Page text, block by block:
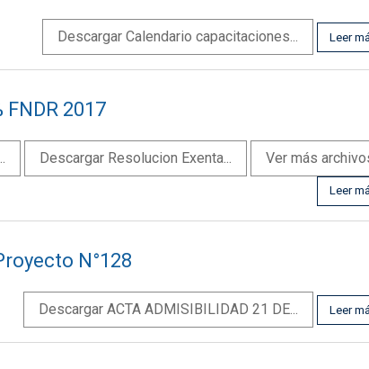
Descargar Calendario capacitaciones... Leer
FNDR 2017
Descargar Resolucion Exenta... Ver más
Leer
N°128
Descargar ACTA ADMISIBILIDAD 21 DE... Leer